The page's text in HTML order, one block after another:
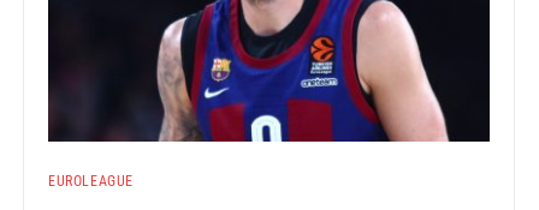
EUROLEAGUE